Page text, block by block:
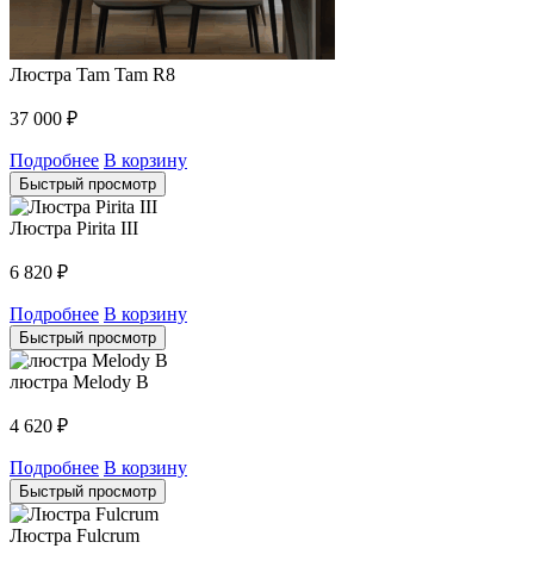
Люстра Tam Tam R8
37 000 ₽
Подробнее В корзину
Быстрый просмотр
Люстра Pirita III
6 820 ₽
Подробнее В корзину
Быстрый просмотр
люстра Melody B
4 620 ₽
Подробнее В корзину
Быстрый просмотр
Люстра Fulcrum